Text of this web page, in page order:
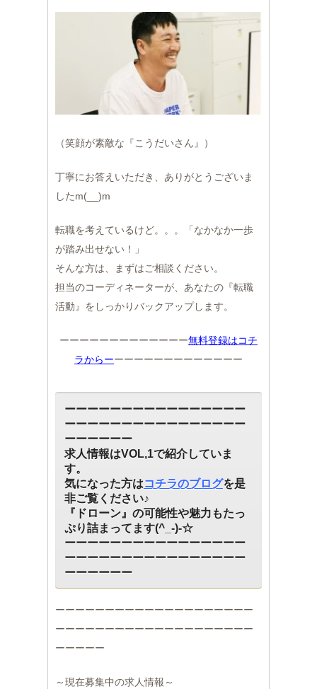
（笑顔が素敵な『こうだいさん』）
丁寧にお答えいただき、ありがとうございま
したm(__)m
転職を考えているけど。。。「なかなか一歩
が踏み出せない！」
そんな方は、まずはご相談ください。
担当のコーディネーターが、あなたの『転職
活動』をしっかりバックアップします。
ーーーーーーーーーーーーー無料登録はコチ
ラからーーーーーーーーーーーーーー
ーーーーーーーーーーーーーーーー
ーーーーーーーーーーーーーーーー
ーーーーーー
求人情報はVOL,1で紹介していま
す。
気になった方はコチラのブログを是
非ご覧ください♪
『ドローン』の可能性や魅力もたっ
ぷり詰まってます(^_-)-☆
ーーーーーーーーーーーーーーーー
ーーーーーーーーーーーーーーーー
ーーーーーー
ーーーーーーーーーーーーーーーーーーーー
ーーーーーーーーーーーーーーーーーーーー
ーーーーー
～現在募集中の求人情報～